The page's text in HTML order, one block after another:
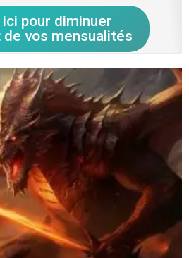
pour diminuer
vos mensualités